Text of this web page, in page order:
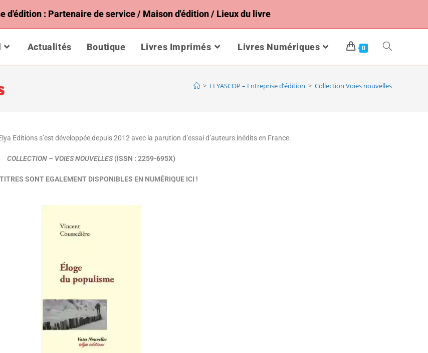
d'édition : Partenaire de service / Maison d'édition / Lieux du livre
Actualités Boutique Livres Imprimés Livres Numériques 0
> ELYASCOP – Entreprise d’édition > Collection Voies nouvelles
Editions s’est développée depuis 2012 avec la parution d’essai d’auteurs inédits en France.
COLLECTION – VOIES NOUVELLES(ISSN : 2259-695X)
TITRES SONT EGALEMENT DISPONIBLES EN NUMÉRIQUE ICI !